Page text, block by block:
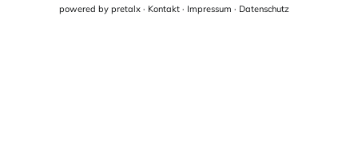
powered by pretalx · Kontakt · Impressum · Datenschutz